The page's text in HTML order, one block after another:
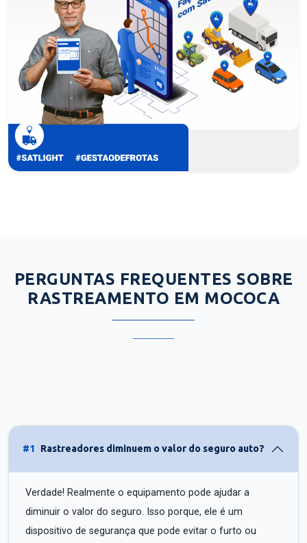
PERGUNTAS FREQUENTES SOBRE
RASTREAMENTO EM MOCOCA
#1 Rastreadores diminuem o valor do seguro auto?
Verdade! Realmente o equipamento pode ajudar a
diminuir o valor do seguro. Isso porque, ele é um
dispositivo de segurança que pode evitar o furto ou